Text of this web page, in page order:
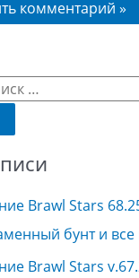
Brawl Stars
бунт и
Brawl Stars